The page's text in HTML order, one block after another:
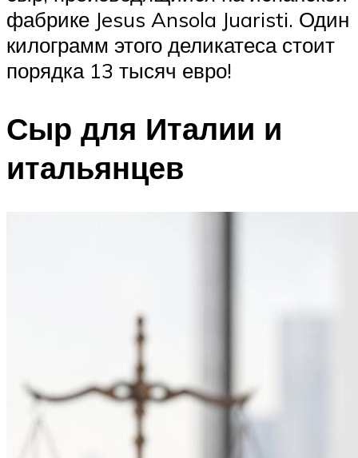
фабрике Jesus Ansola Juaristi. Один
килограмм этого деликатеса стоит
порядка 13 тысяч евро!
Сыр для Италии и
итальянцев